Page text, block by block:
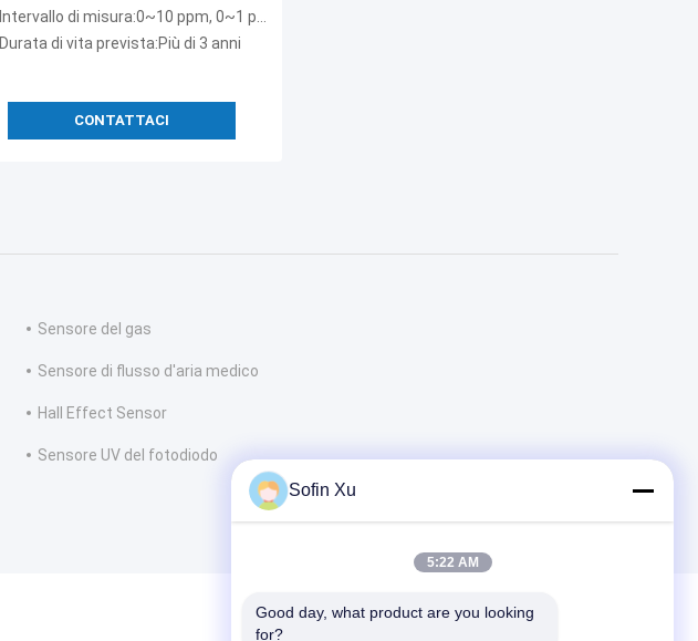
Intervallo di misura:0~10 ppm, 0~1 ppm
Durata di vita prevista:Più di 3 anni
CONTATTACI
Sensore del gas
Sensore di flusso d'aria medico
Hall Effect Sensor
Sensore UV del fotodiodo
Sofin Xu
5:22 AM
Good day, what product are you looking
for?